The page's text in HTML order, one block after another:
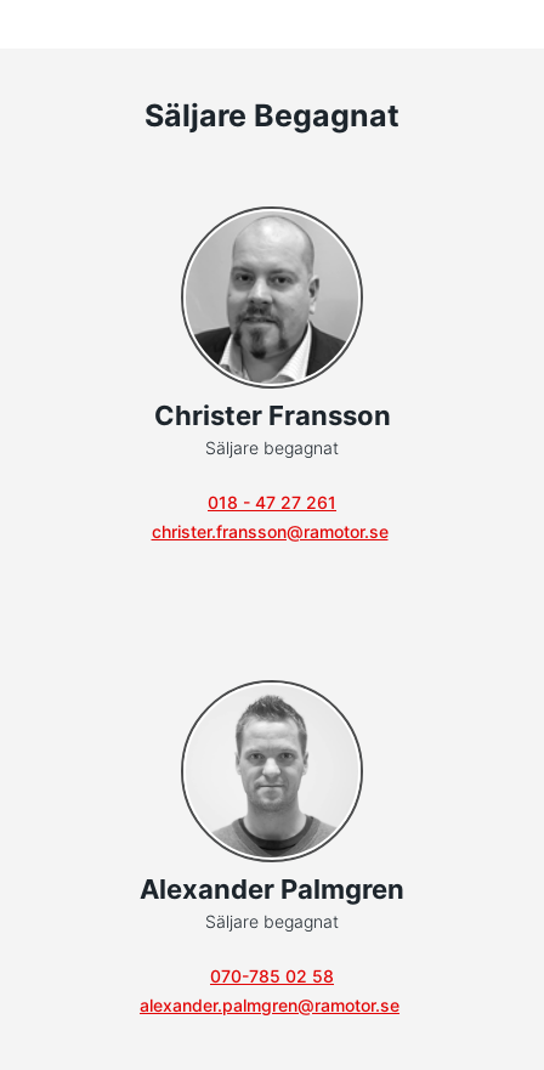
Säljare Begagnat
Christer Fransson
Säljare begagnat
018 - 47 27 261
christer.fransson@ramotor.se
Alexander Palmgren
Säljare begagnat
070-785 02 58
alexander.palmgren@ramotor.se